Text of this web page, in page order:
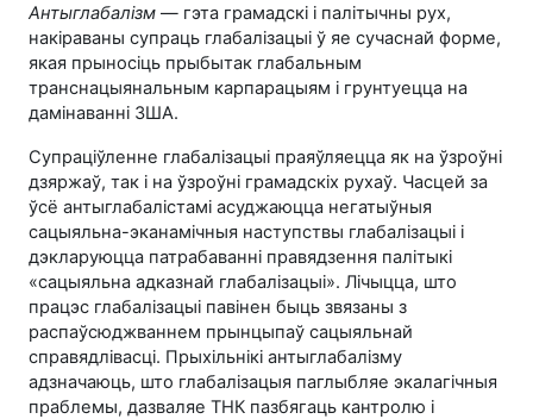
Антыглабалізм — гэта грамадскі і палітычны рух,
накіраваны супраць глабалізацыі ў яе сучаснай форме,
якая прыносіць прыбытак глабальным
транснацыянальным карпарацыям і грунтуецца на
дамінаванні ЗША.
Супраціўленне глабалізацыі праяўляецца як на ўзроўні
дзяржаў, так і на ўзроўні грамадскіх рухаў. Часцей за
ўсё антыглабалістамі асуджаюцца негатыўныя
сацыяльна-эканамічныя наступствы глабалізацыі і
дэкларуюцца патрабаванні правядзення палітыкі
«сацыяльна адказнай глабалізацыі». Лічыцца, што
працэс глабалізацыі павінен быць звязаны з
распаўсюджваннем прынцыпаў сацыяльнай
справядлівасці. Прыхільнікі антыглабалізму
адзначаюць, што глабалізацыя паглыбляе экалагічныя
праблемы, дазваляе ТНК пазбягаць кантролю і